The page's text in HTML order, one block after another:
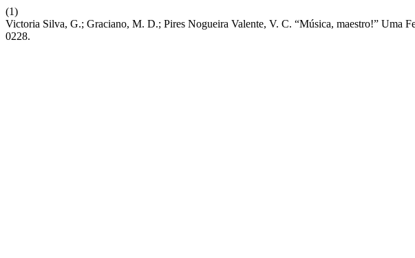
(1)
Victoria Silva, G.; Graciano, M. D.; Pires Nogueira Valente, V. C. “Música, maestro!” Uma
0228.